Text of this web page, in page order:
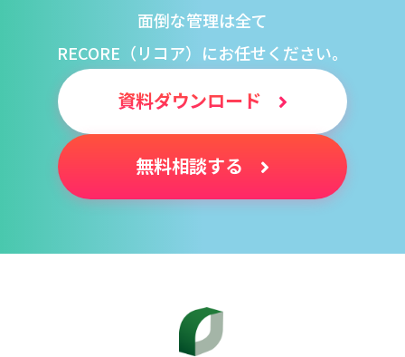
面倒な管理は全て
RECORE（リコア）にお任せください。
資料ダウンロード
無料相談する